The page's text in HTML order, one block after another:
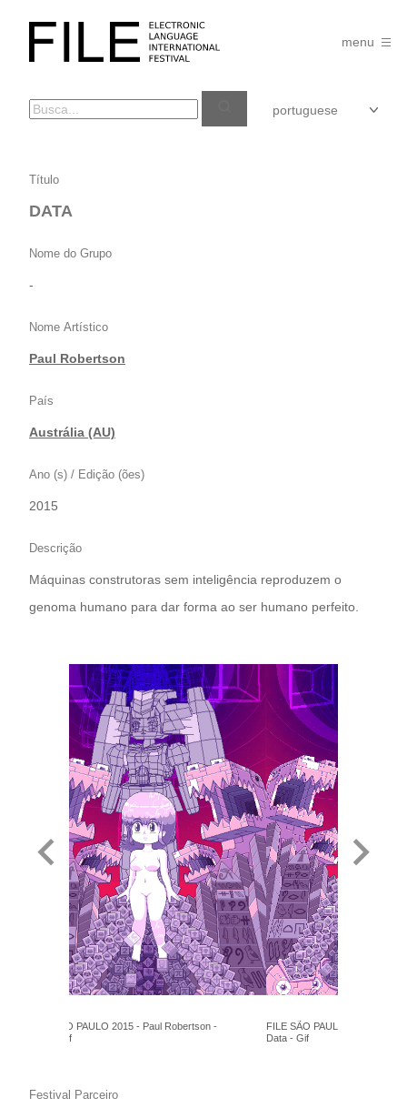
FILE
FESTIVAL
menu
DATA
Título
DATA
Nome do Grupo
-
Nome Artístico
Paul Robertson
País
Austrália (AU)
Ano (s) / Edição (ões)
2015
Descrição
Máquinas construtoras sem inteligência reproduzem o
genoma humano para dar forma ao ser humano perfeito.
FILE SÃO PAULO 2015 - Paul Robertson -
Data - Gif
FILE SÃO PAULO 2015 - Paul
Data - Gif
Festival Parceiro